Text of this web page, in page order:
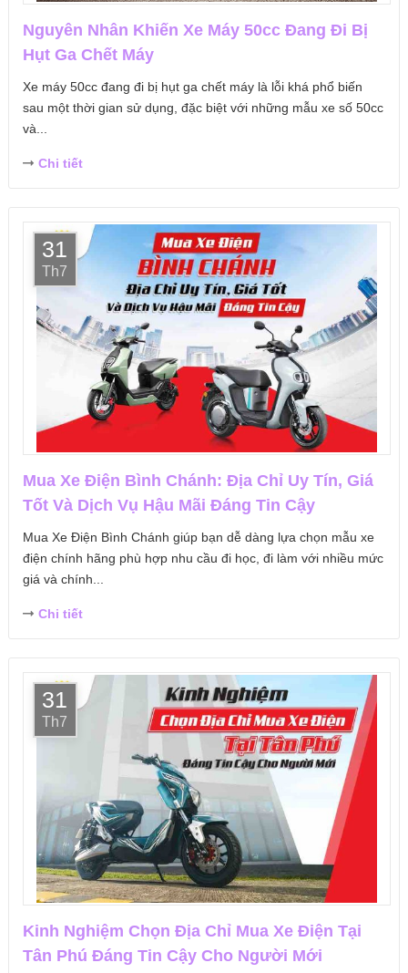
Nguyên Nhân Khiến Xe Máy 50cc Đang Đi Bị
Hụt Ga Chết Máy
Xe máy 50cc đang đi bị hụt ga chết máy là lỗi khá phổ biến
sau một thời gian sử dụng, đặc biệt với những mẫu xe số 50cc
và...
Chi tiết
31
Th7
Mua Xe Điện Bình Chánh: Địa Chỉ Uy Tín, Giá
Tốt Và Dịch Vụ Hậu Mãi Đáng Tin Cậy
Mua Xe Điện Bình Chánh giúp bạn dễ dàng lựa chọn mẫu xe
điện chính hãng phù hợp nhu cầu đi học, đi làm với nhiều mức
giá và chính...
Chi tiết
31
Th7
Kinh Nghiệm Chọn Địa Chỉ Mua Xe Điện Tại
Tân Phú Đáng Tin Cậy Cho Người Mới